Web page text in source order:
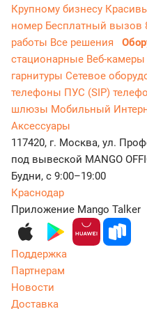
Крупному бизнесу
номер Бесплатный вызов
работы Все решения
стационарные Веб-камеры
гарнитуры Сетевое
телефоны ПУС (SIP)
шлюзы Мобильный
Аксессуары
117420, г. Москва, ул.
под вывеской MANGO
Будни, с 9:00–19:00
Краснодар
Приложение Mango Talker
Поддержка
Партнерам
Новости
Доставка